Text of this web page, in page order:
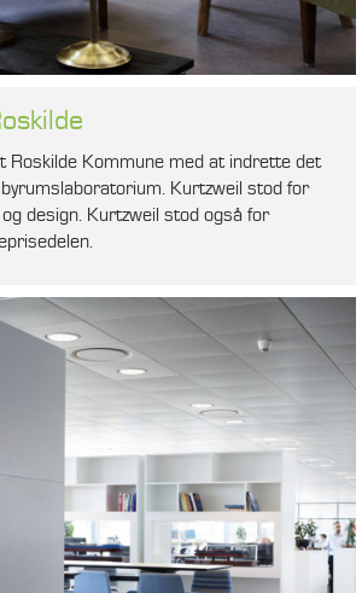
Roskilde Kommune med at indrette det
Kurtzweil stod for
design. Kurtzweil stod også for